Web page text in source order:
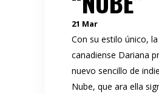
21 Mar
Con su estilo único,
canadiense Dariana
nuevo sencillo de
Nube, que ara ella